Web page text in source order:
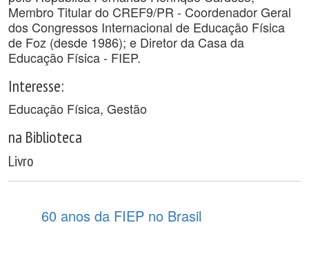
Membro Titular do CREF9/PR - Coordenador Geral
dos Congressos Internacional de Educação Física
de Foz (desde 1986); e Diretor da Casa da
Educação Física - FIEP.
Interesse:
Educação Física, Gestão
na Biblioteca
Livro
60 anos da FIEP no Brasil